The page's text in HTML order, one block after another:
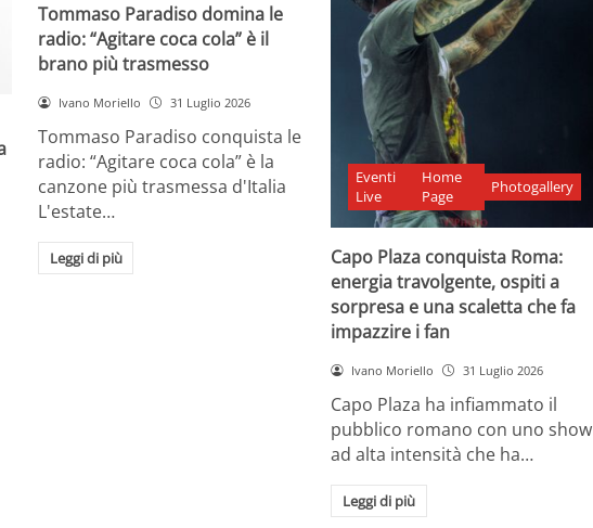
Tommaso Paradiso domina le
radio: “Agitare coca cola” è il
brano più trasmesso
Ivano Moriello 31 Luglio 2026
Tommaso Paradiso conquista le
radio: “Agitare coca cola” è la
canzone più trasmessa d'Italia
L'estate…
Leggi di più
Eventi
Live
Home
Page
Photogallery
Capo Plaza conquista Roma:
energia travolgente, ospiti a
sorpresa e una scaletta che fa
impazzire i fan
Ivano Moriello 31 Luglio 2026
Capo Plaza ha infiammato il
pubblico romano con uno show
ad alta intensità che ha…
Leggi di più